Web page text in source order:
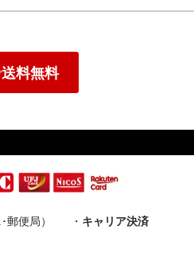
送料無料
郵便局） ・ キャリア決済